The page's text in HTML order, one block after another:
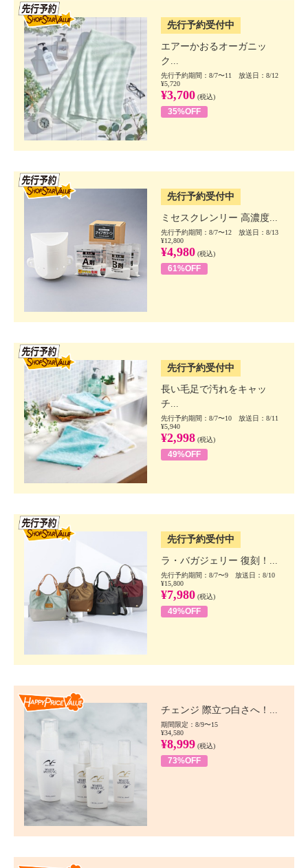
先行予約受付中
エアーかおるオーガニッ
ク...
先行予約期間：8/7〜11 放送日：8/12
¥5,720
¥3,700 (税込)
35%OFF
先行予約受付中
ミセスクレンリー 高濃度...
先行予約期間：8/7〜12 放送日：8/13
¥12,800
¥4,980 (税込)
61%OFF
先行予約受付中
長い毛足で汚れをキャッ
チ...
先行予約期間：8/7〜10 放送日：8/11
¥5,940
¥2,998 (税込)
49%OFF
先行予約受付中
ラ・バガジェリー 復刻！...
先行予約期間：8/7〜9 放送日：8/10
¥15,800
¥7,980 (税込)
49%OFF
チェンジ 際立つ白さへ！...
期間限定：8/9〜15
¥34,580
¥8,999 (税込)
73%OFF